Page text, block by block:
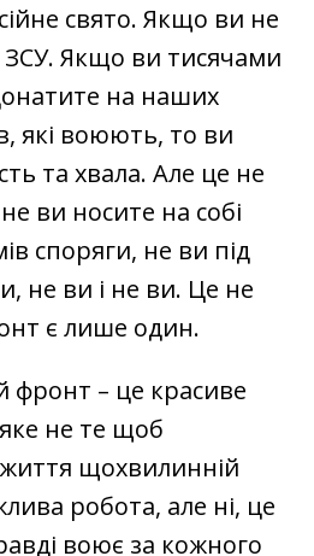
свято. Якщо ви не
ЗСУ. Якщо ви тисячами
на наших
які воюють, то ви
та хвала. Але це не
ви носите на собі
споряги, не ви під
не ви і не ви. Це не
є лише один.
фронт – це красиве
не те щоб
щохвилинній
робота, але ні, це
воює за кожного